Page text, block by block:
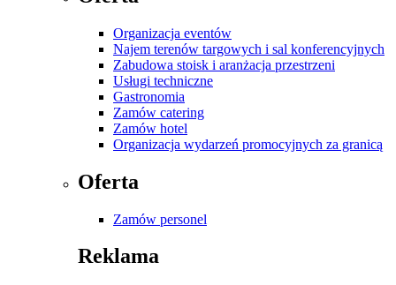
Organizacja eventów
Najem terenów targowych i sal konferencyjnych
Zabudowa stoisk i aranżacja przestrzeni
Usługi techniczne
Gastronomia
Zamów catering
Zamów hotel
Organizacja wydarzeń promocyjnych za granicą
Oferta
Zamów personel
Reklama